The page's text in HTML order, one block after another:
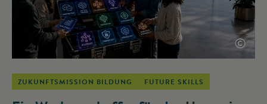
©
ZUKUNFTSMISSION BILDUNG FUTURE SKILLS